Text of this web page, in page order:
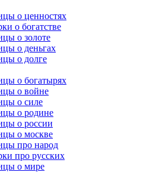
о ценностях
о богатстве
о золоте
о деньгах
о долге
о богатырях
о войне
о силе
о родине
о россии
о москве
про народ
про русских
о мире